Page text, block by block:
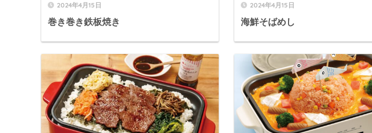
2024年4月15日
巻き巻き鉄板焼き
2024年4月15日
海鮮そばめし